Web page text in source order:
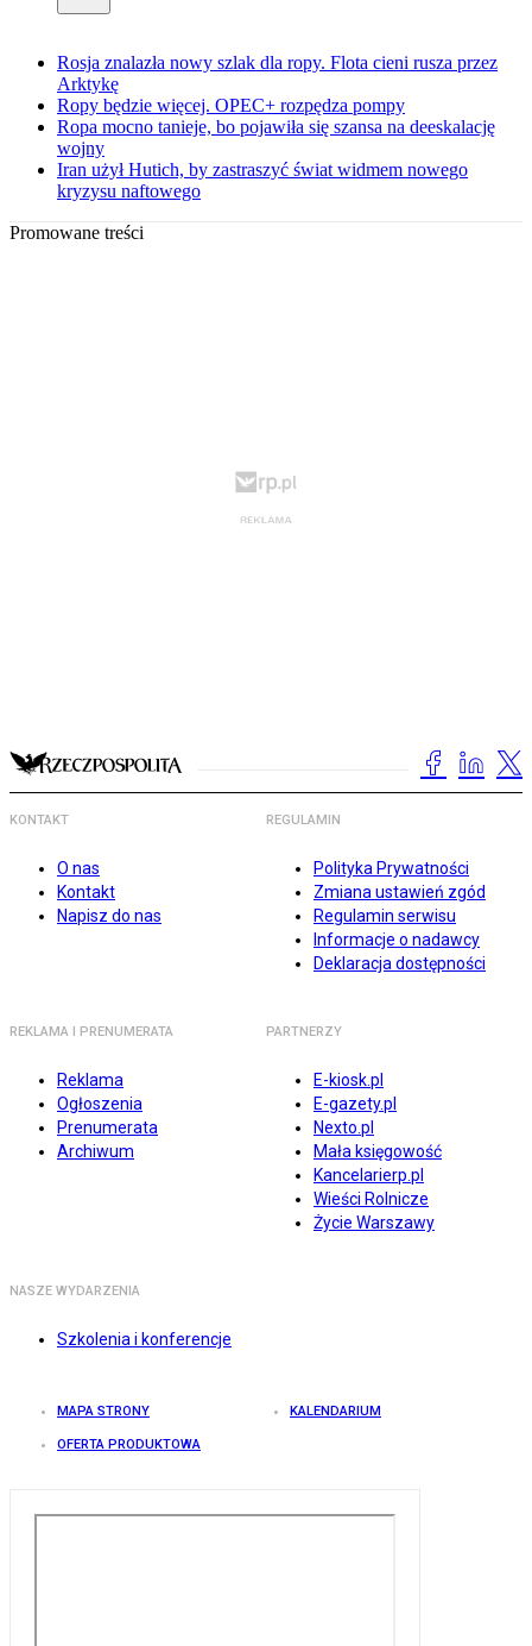
Rosja znalazła nowy szlak dla ropy. Flota cieni rusza przez
Arktykę
Ropy będzie więcej. OPEC+ rozpędza pompy
Ropa mocno tanieje, bo pojawiła się szansa na deeskalację
wojny
Iran użył Hutich, by zastraszyć świat widmem nowego
kryzysu naftowego
Promowane treści
KONTAKT
O nas
Kontakt
Napisz do nas
REGULAMIN
Polityka Prywatności
Zmiana ustawień zgód
Regulamin serwisu
Informacje o nadawcy
Deklaracja dostępności
REKLAMA I PRENUMERATA
Reklama
Ogłoszenia
Prenumerata
Archiwum
PARTNERZY
E-kiosk.pl
E-gazety.pl
Nexto.pl
Mała księgowość
Kancelarierp.pl
Wieści Rolnicze
Życie Warszawy
NASZE WYDARZENIA
Szkolenia i konferencje
MAPA STRONY KALENDARIUM
OFERTA PRODUKTOWA